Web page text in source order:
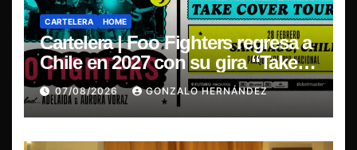
CARTELERA HOME
Cartelera | Foo Fighters regresa a
Chile en 2027 con su gira “Take
Cover Tour 2027”
07/08/2026 GONZALO HERNÁNDEZ